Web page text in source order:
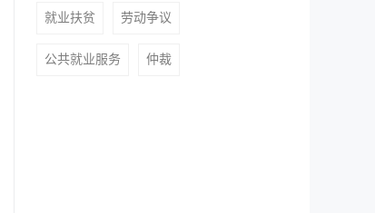
就业扶贫 劳动争议
公共就业服务 仲裁